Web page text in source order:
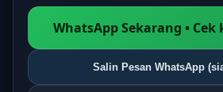
WhatsApp Sekarang •
Salin Pesan WhatsApp